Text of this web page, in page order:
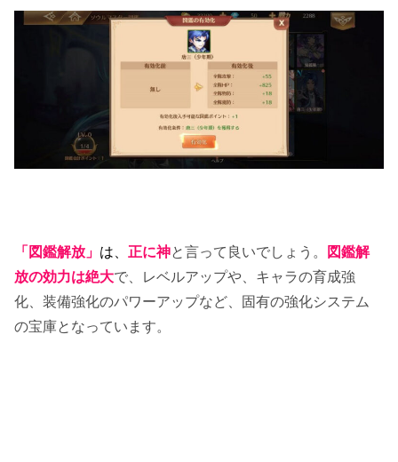
「図鑑解放」 は、 正に神と言って良いでしょう。
図鑑解
放の効力は絶大で、レベルアップや、キャラの育成強
化、装備強化のパワーアップなど、固有の強化システム
の宝庫となっています。